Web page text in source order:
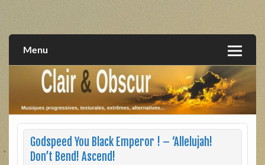
extrêmes, alternatives, texturales
Menu
Godspeed You Black Emperor ! – ‘Allelujah!
Don’t Bend! Ascend!